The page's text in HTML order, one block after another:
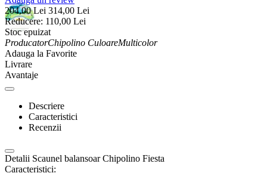
204,00 Lei 314,00 Lei
Reducere: 110,00 Lei
Stoc epuizat
ProducatorChipolino CuloareMulticolor
Adauga la Favorite
Livrare
Avantaje
Descriere
Caracteristici
Recenzii
Detalii Scaunel balansoar Chipolino Fiesta
Caracteristici: